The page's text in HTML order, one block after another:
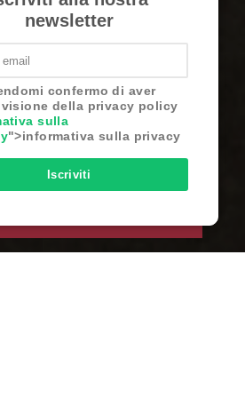
i cookie,
questo messaggio
uso.
newsletter
confermo di aver
visione della privacy policy
sulla
">informativa sulla privacy
Iscriviti